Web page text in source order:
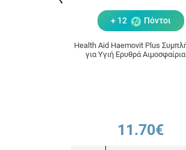
+ 12 Πόντοι
Health Aid Haemovit Plus
για Υγιή Ερυθρά
11.70€